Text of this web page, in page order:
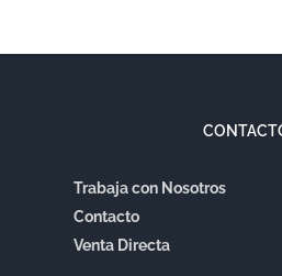
Trabaja con Nosotros
Contacto
Venta Directa